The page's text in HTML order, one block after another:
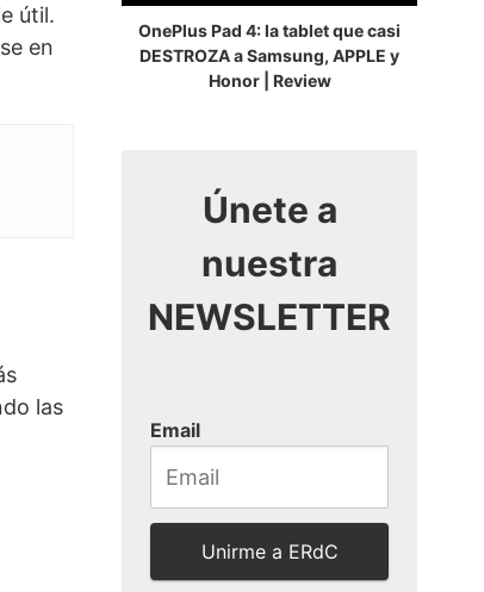
útil.
en
las
OnePlus Pad 4: la tablet que casi
DESTROZA a Samsung, APPLE y
Honor | Review
Únete a
nuestra
NEWSLETTER
Email